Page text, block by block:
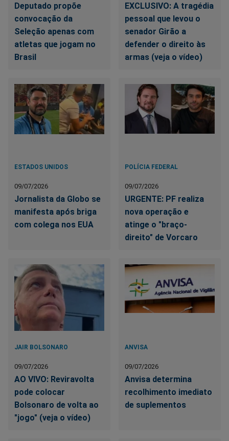
Deputado propõe
convocação da
Seleção apenas com
atletas que jogam no
Brasil
EXCLUSIVO: A tragédia
pessoal que levou o
senador Girão a
defender o direito às
armas (veja o vídeo)
ESTADOS UNIDOS
09/07/2026
Jornalista da Globo se
manifesta após briga
com colega nos EUA
POLÍCIA FEDERAL
09/07/2026
URGENTE: PF realiza
nova operação e
atinge o "braço-
direito" de Vorcaro
JAIR BOLSONARO
09/07/2026
AO VIVO: Reviravolta
pode colocar
Bolsonaro de volta ao
"jogo" (veja o vídeo)
ANVISA
09/07/2026
Anvisa determina
recolhimento imediato
de suplementos